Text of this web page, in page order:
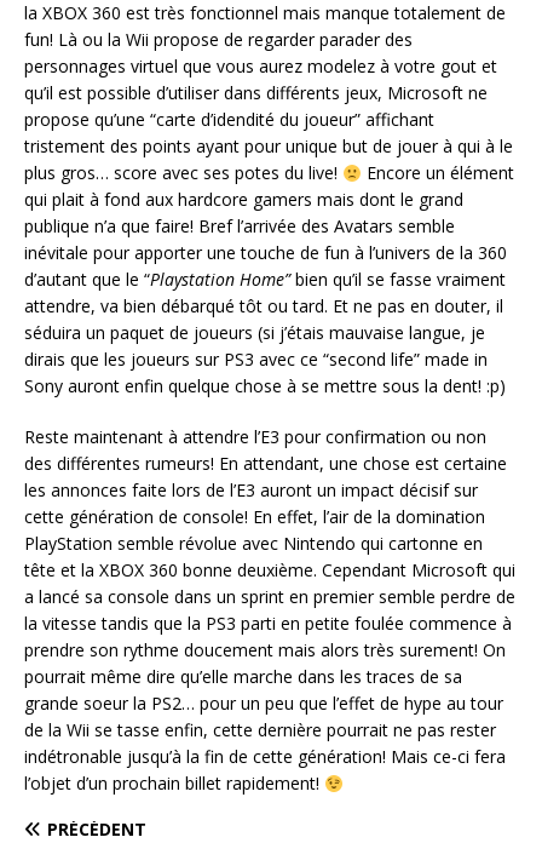
la XBOX 360 est très fonctionnel mais manque totalement de
fun! Là ou la Wii propose de regarder parader des
personnages virtuel que vous aurez modelez à votre gout et
qu’il est possible d’utiliser dans différents jeux, Microsoft ne
propose qu’une “carte d’idendité du joueur” affichant
tristement des points ayant pour unique but de jouer à qui à le
plus gros… score avec ses potes du live!
Encore un élément
qui plait à fond aux hardcore gamers mais dont le grand
publique n’a que faire! Bref l’arrivée des Avatars semble
inévitale pour apporter une touche de fun à l’univers de la 360
d’autant que le “Playstation Home”bien qu’il se fasse vraiment
attendre, va bien débarqué tôt ou tard. Et ne pas en douter, il
séduira un paquet de joueurs (si j’étais mauvaise langue, je
dirais que les joueurs sur PS3 avec ce “second life” made in
Sony auront enfin quelque chose à se mettre sous la dent! :p)
Reste maintenant à attendre l’E3 pour confirmation ou non
des différentes rumeurs! En attendant, une chose est certaine
les annonces faite lors de l’E3 auront un impact décisif sur
cette génération de console! En effet, l’air de la domination
PlayStation semble révolue avec Nintendo qui cartonne en
tête et la XBOX 360 bonne deuxième. Cependant Microsoft qui
a lancé sa console dans un sprint en premier semble perdre de
la vitesse tandis que la PS3 parti en petite foulée commence à
prendre son rythme doucement mais alors très surement! On
pourrait même dire qu’elle marche dans les traces de sa
grande soeur la PS2… pour un peu que l’effet de hype au tour
de la Wii se tasse enfin, cette dernière pourrait ne pas rester
indétronable jusqu’à la fin de cette génération! Mais ce-ci fera
l’objet d’un prochain billet rapidement!
PRÉCÉDENT